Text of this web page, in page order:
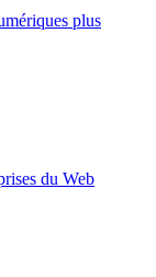
plus
du Web